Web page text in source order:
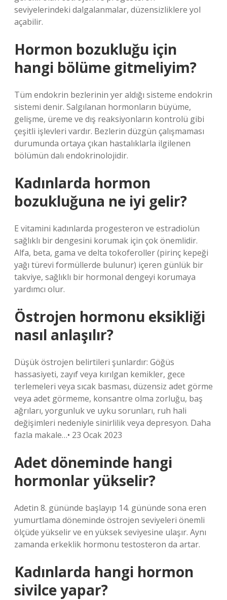
seviyelerindeki dalgalanmalar, düzensizliklere yol
açabilir.
Hormon bozukluğu için
hangi bölüme gitmeliyim?
Tüm endokrin bezlerinin yer aldığı sisteme endokrin
sistemi denir. Salgılanan hormonların büyüme,
gelişme, üreme ve dış reaksiyonların kontrolü gibi
çeşitli işlevleri vardır. Bezlerin düzgün çalışmaması
durumunda ortaya çıkan hastalıklarla ilgilenen
bölümün dalı endokrinolojidir.
Kadınlarda hormon
bozukluğuna ne iyi gelir?
E vitamini kadınlarda progesteron ve estradiolün
sağlıklı bir dengesini korumak için çok önemlidir.
Alfa, beta, gama ve delta tokoferoller (pirinç kepeği
yağı türevi formüllerde bulunur) içeren günlük bir
takviye, sağlıklı bir hormonal dengeyi korumaya
yardımcı olur.
Östrojen hormonu eksikliği
nasıl anlaşılır?
Düşük östrojen belirtileri şunlardır: Göğüs
hassasiyeti, zayıf veya kırılgan kemikler, gece
terlemeleri veya sıcak basması, düzensiz adet görme
veya adet görmeme, konsantre olma zorluğu, baş
ağrıları, yorgunluk ve uyku sorunları, ruh hali
değişimleri nedeniyle sinirlilik veya depresyon. Daha
fazla makale…• 23 Ocak 2023
Adet döneminde hangi
hormonlar yükselir?
Adetin 8. gününde başlayıp 14. gününde sona eren
yumurtlama döneminde östrojen seviyeleri önemli
ölçüde yükselir ve en yüksek seviyesine ulaşır. Aynı
zamanda erkeklik hormonu testosteron da artar.
Kadınlarda hangi hormon
sivilce yapar?